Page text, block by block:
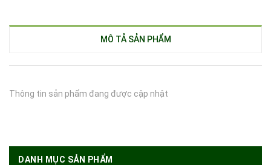
MÔ TẢ SẢN PHẨM
Thông tin sản phẩm đang được cập nhật
DANH MỤC SẢN PHẨM